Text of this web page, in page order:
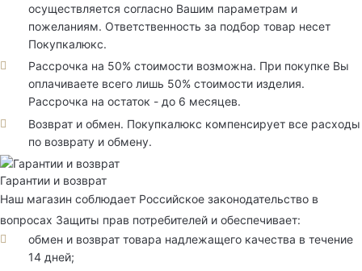
осуществляется согласно Вашим параметрам и
пожеланиям. Ответственность за подбор товар несет
Покупкалюкс.
Рассрочка на 50% стоимости возможна. При покупке Вы
оплачиваете всего лишь 50% стоимости изделия.
Рассрочка на остаток - до 6 месяцев.
Возврат и обмен. Покупкалюкс компенсирует все расходы
по возврату и обмену.
Гарантии и возврат
Наш магазин соблюдает Российское законодательство в
вопросах Защиты прав потребителей и обеспечивает:
обмен и возврат товара надлежащего качества в течение
14 дней;